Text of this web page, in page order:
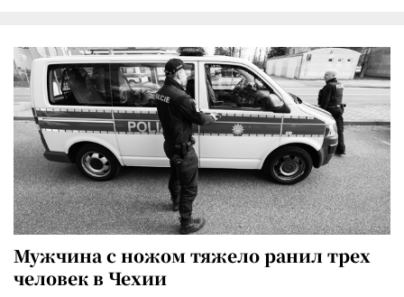
Мужчина с ножом тяжело ранил трех
человек в Чехии